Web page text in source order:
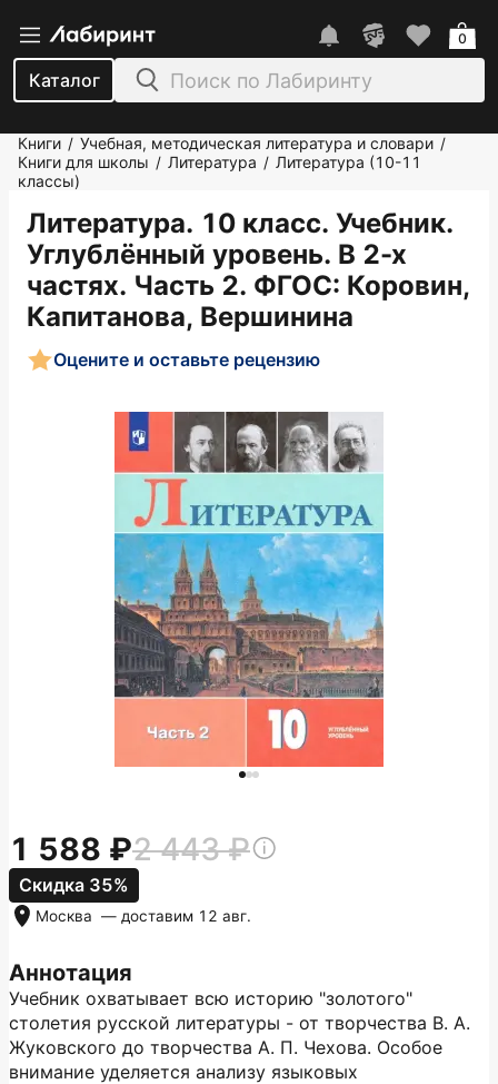
Каталог
0
Книги / Учебная, методическая литература и словари /
Книги для школы / Литература / Литература (10-11
классы)
Литература. 10 класс. Учебник.
Углублённый уровень. В 2-х
частях. Часть 2. ФГОС: Коровин,
Капитанова, Вершинина
Оцените и оставьте рецензию
Аннотация
Учебник охватывает всю историю "золотого"
столетия русской литературы - от творчества В. А.
Жуковского до творчества А. П. Чехова. Особое
внимание уделяется анализу языковых
1 588 2 443
Скидка 35%
Москва — доставим 12 авг.